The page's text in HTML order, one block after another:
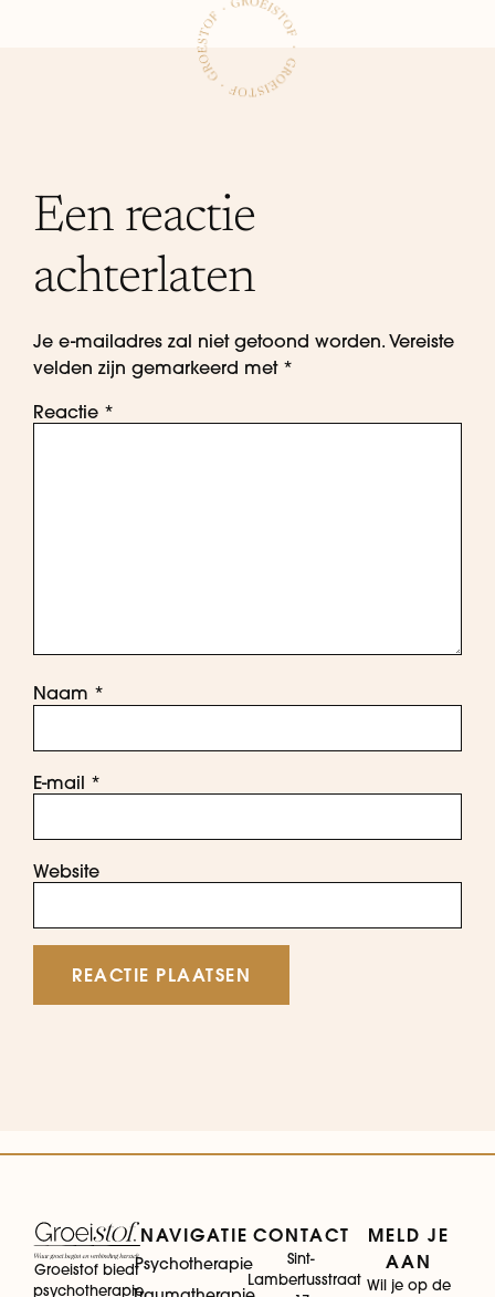
Een reactie
achterlaten
Je e-mailadres zal niet getoond worden. Vereiste
velden zijn gemarkeerd met *
Reactie *
Naam *
E-mail *
Website
Groeistof biedt
psychotherapie,
NAVIGATIE
Psychotherapie
CONTACT
Sint-
Lambertusstraat
MELD JE
AAN
Wil je op de